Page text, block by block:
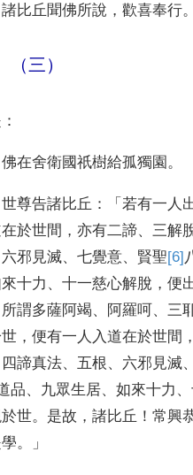
諸比丘聞佛所說 ，歡喜奉行
（三）
：
佛在舍衛國祇樹給孤獨園。
世尊告諸比丘 ：「若有一人
於世間 ，亦有二諦、三解
六邪見滅、七覺意、 賢聖[6]
十力 、十一慈心解脫 ，便
所謂多薩阿竭、 阿羅呵、三
世 ，便有一人入道在於世間
四諦真法、五根、 六邪見滅
品、 九眾生居、如來十力 、
世。 是故 ，諸比丘 ！常興
。」